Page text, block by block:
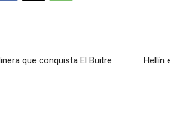
que conquista El Buitre
Hellín